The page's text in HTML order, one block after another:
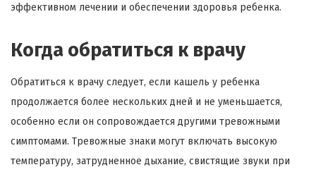
эффективном лечении и обеспечении здоровья ребенка.
Когда обратиться к врачу
Обратиться к врачу следует, если кашель у ребенка
продолжается более нескольких дней и не уменьшается,
особенно если он сопровождается другими тревожными
симптомами. Тревожные знаки могут включать высокую
температуру, затрудненное дыхание, свистящие звуки при